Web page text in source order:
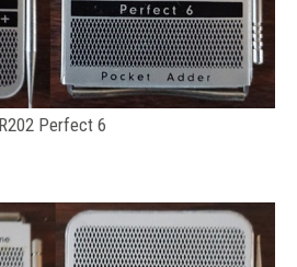
R202 Perfect 6